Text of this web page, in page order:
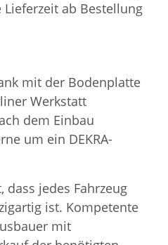
ab Bestellung
mit der Bodenplatte
Werkstatt
dem Einbau
um ein DEKRA-
dass jedes Fahrzeug
ist. Kompetente
mit